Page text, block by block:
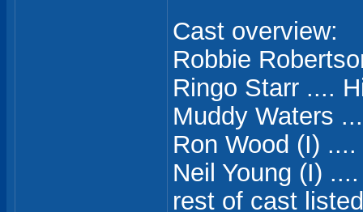
Cast overview:
Robbie
Ringo Starr ....
Muddy Waters
Ron Wood (I)
Neil Young (I)
rest of cast